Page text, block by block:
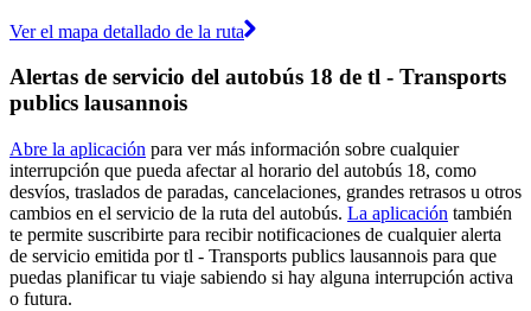
Ver el mapa detallado de la ruta
Alertas de servicio del autobús 18 de tl - Transports
publics lausannois
Abre la aplicación para ver más información sobre cualquier
interrupción que pueda afectar al horario del autobús 18, como
desvíos, traslados de paradas, cancelaciones, grandes retrasos u otros
cambios en el servicio de la ruta del autobús. La aplicación también
te permite suscribirte para recibir notificaciones de cualquier alerta
de servicio emitida por tl - Transports publics lausannois para que
puedas planificar tu viaje sabiendo si hay alguna interrupción activa
o futura.